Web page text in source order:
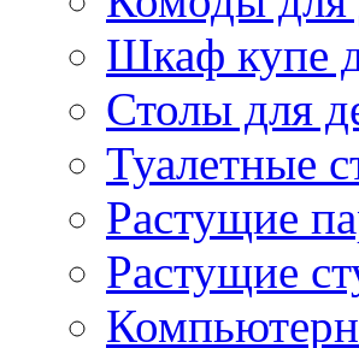
Шкаф купе
Столы для
Туалетные
Растущие
Растущие